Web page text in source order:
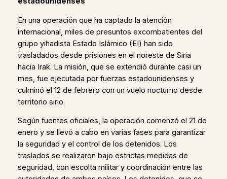
En una operación que ha captado la atención
internacional, miles de presuntos excombatientes del
grupo yihadista Estado Islámico (EI) han sido
trasladados desde prisiones en el noreste de Siria
hacia Irak. La misión, que se extendió durante casi un
mes, fue ejecutada por fuerzas estadounidenses y
culminó el 12 de febrero con un vuelo nocturno desde
territorio sirio.
Según fuentes oficiales, la operación comenzó el 21 de
enero y se llevó a cabo en varias fases para garantizar
la seguridad y el control de los detenidos. Los
traslados se realizaron bajo estrictas medidas de
seguridad, con escolta militar y coordinación entre las